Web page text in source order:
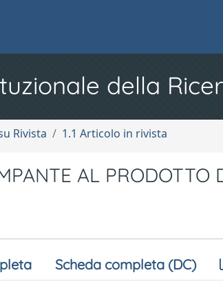
della
Rivista 1.1 Articolo in rivista
AL PRODOTTO
Scheda completa (DC)